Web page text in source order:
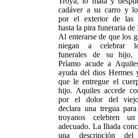
cadáver a su carro y lo
por el exterior de las
hasta la pira funeraria de
Al enterarse de que los
niegan a celebrar
funerales de su hijo,
Príamo acude a
ayuda del dios Hermes
que le entregue el
hijo. Aquiles accede
por el dolor del
declara una tregua
troyanos celebren
adecuado. La Iliada
una descripción del